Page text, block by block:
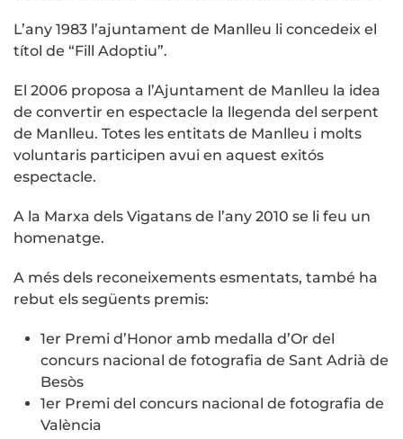
L’any 1983 l’ajuntament de Manlleu li concedeix el
títol de “Fill Adoptiu”.
El 2006 proposa a l’Ajuntament de Manlleu la idea
de convertir en espectacle la llegenda del serpent
de Manlleu. Totes les entitats de Manlleu i molts
voluntaris participen avui en aquest exitós
espectacle.
A la Marxa dels Vigatans de l’any 2010 se li feu un
homenatge.
A més dels reconeixements esmentats, també ha
rebut els següents premis:
1er Premi d’Honor amb medalla d’Or del
concurs nacional de fotografia de Sant Adrià de
Besòs
1er Premi del concurs nacional de fotografia de
València